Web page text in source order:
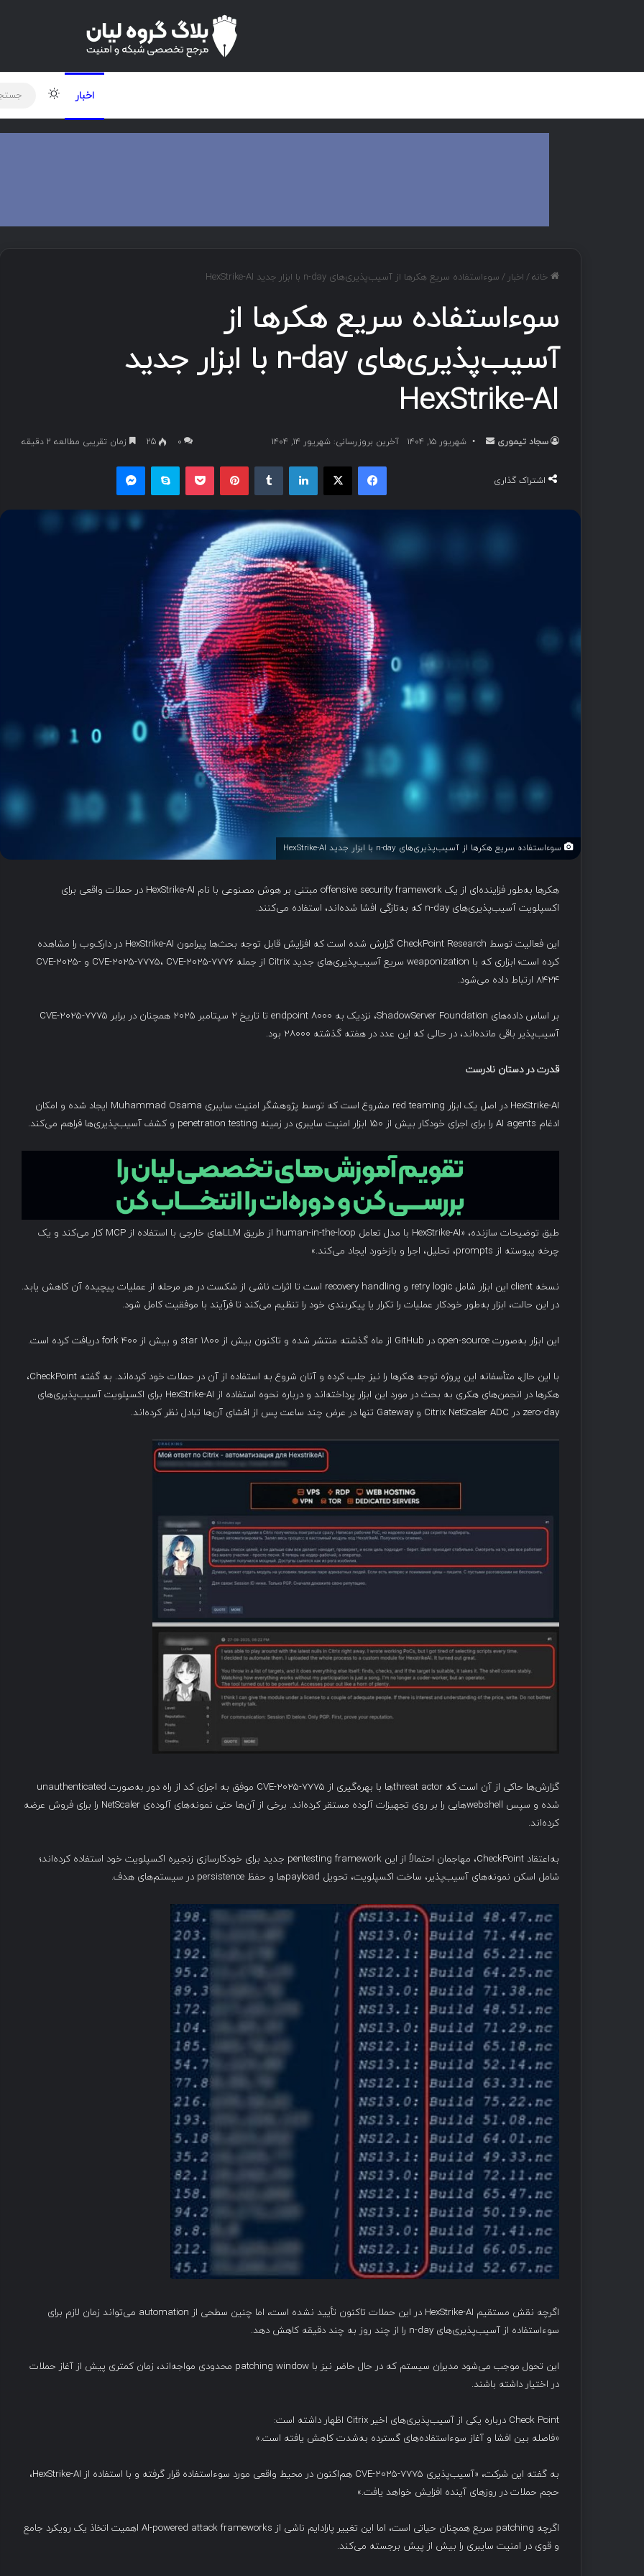
اخبار تغییر
خانه/ اخبار / سوءاستفاده سریع هکرها از آسیب‌پذیری‌های n-day با ابزار جدید HexStrike-AI
سوءاستفاده سریع هکرها از
آسیب‌پذیری‌های n-day با ابزار جدید
HexStrike-AI
سجاد تیموری
ل
شهریور ۱۵, ۱۴۰۴ آخرین بروزرسانی: شهریور ۱۴, ۱۴۰۴ ۰ 25 زمان تقریبی مطالعه 2 دقیقه
اشتراک گذاری
فیسبوک ایکس لینکداین پینتریست پاکت اسکایپ
سوءاستفاده سریع هکرها از آسیب‌پذیری‌های n-day با ابزار جدید HexStrike-AI
هکرها به‌طور فزاینده‌ای از یک offensive security framework مبتنی بر هوش مصنوعی با نام HexStrike-AI در حملات واقعی برای
اکسپلویت آسیب‌پذیری‌های n-day که به‌تازگی افشا شده‌اند، استفاده می‌کنند.
این فعالیت توسط CheckPoint Research گزارش شده است که افزایش قابل توجه بحث‌ها پیرامون HexStrike-AI در دارک‌وب را مشاهده
کرده است؛ ابزاری که با weaponization سریع آسیب‌پذیری‌های جدید Citrix از جمله CVE-2025-7775، CVE-2025-7776 و CVE-2025-
8424 ارتباط داده می‌شود.
بر اساس داده‌های ShadowServer Foundation، نزدیک به ۸۰۰۰ endpoint تا تاریخ ۲ سپتامبر ۲۰۲۵ همچنان در برابر CVE-2025-7775
آسیب‌پذیر باقی مانده‌اند، در حالی که این عدد در هفته گذشته ۲۸۰۰۰ بود.
قدرت در دستان نادرست
HexStrike-AI در اصل یک ابزار red teaming مشروع است که توسط پژوهشگر امنیت سایبری Muhammad Osama ایجاد شده و امکان
ادغام AI agents را برای اجرای خودکار بیش از ۱۵۰ ابزار امنیت سایبری در زمینه penetration testing و کشف آسیب‌پذیری‌ها فراهم می‌کند.
طبق توضیحات سازنده، «HexStrike-AI با مدل تعامل human-in-the-loop از طریق LLMهای خارجی با استفاده از MCP کار می‌کند و یک
چرخه پیوسته از prompts، تحلیل، اجرا و بازخورد ایجاد می‌کند.»
نسخه client این ابزار شامل retry logic و recovery handling است تا اثرات ناشی از شکست در هر مرحله از عملیات پیچیده آن کاهش یابد.
در این حالت، ابزار به‌طور خودکار عملیات را تکرار یا پیکربندی خود را تنظیم می‌کند تا فرآیند با موفقیت کامل شود.
این ابزار به‌صورت open-source در GitHub از ماه گذشته منتشر شده و تاکنون بیش از ۱۸۰۰ star و بیش از ۴۰۰ fork دریافت کرده است.
با این حال، متأسفانه این پروژه توجه هکرها را نیز جلب کرده و آنان شروع به استفاده از آن در حملات خود کرده‌اند. به گفته CheckPoint،
هکرها در انجمن‌های هکری به بحث در مورد این ابزار پرداخته‌اند و درباره نحوه استفاده از HexStrike-AI برای اکسپلویت آسیب‌پذیری‌های
zero-day در Citrix NetScaler ADC و Gateway تنها در عرض چند ساعت پس از افشای آن‌ها تبادل نظر کرده‌اند.
گزارش‌ها حاکی از آن است که threat actorها با بهره‌گیری از CVE-2025-7775 موفق به اجرای کد از راه دور به‌صورت unauthenticated
شده و سپس webshell‌هایی را بر روی تجهیزات آلوده مستقر کرده‌اند. برخی از آن‌ها حتی نمونه‌های آلوده‌ی NetScaler را برای فروش عرضه
کرده‌اند.
به‌اعتقاد CheckPoint، مهاجمان احتمالاً از این pentesting framework جدید برای خودکارسازی زنجیره اکسپلویت خود استفاده کرده‌اند؛
شامل اسکن نمونه‌های آسیب‌پذیر، ساخت اکسپلویت، تحویل payloadها و حفظ persistence در سیستم‌های هدف.
اگرچه نقش مستقیم HexStrike-AI در این حملات تاکنون تأیید نشده است، اما چنین سطحی از automation می‌تواند زمان لازم برای
سوءاستفاده از آسیب‌پذیری‌های n-day را از چند روز به چند دقیقه کاهش دهد.
این تحول موجب می‌شود مدیران سیستم که در حال حاضر نیز با patching window محدودی مواجه‌اند، زمان کمتری پیش از آغاز حملات
در اختیار داشته باشند.
Check Point درباره یکی از آسیب‌پذیری‌های اخیر Citrix اظهار داشته است:
«فاصله بین افشا و آغاز سوءاستفاده‌های گسترده به‌شدت کاهش یافته است.»
به گفته این شرکت، «آسیب‌پذیری CVE-2025-7775 هم‌اکنون در محیط واقعی مورد سوءاستفاده قرار گرفته و با استفاده از HexStrike-AI،
حجم حملات در روزهای آینده افزایش خواهد یافت.»
اگرچه patching سریع همچنان حیاتی است، اما این تغییر پارادایم ناشی از AI-powered attack frameworks اهمیت اتخاذ یک رویکرد جامع
و قوی در امنیت سایبری را بیش از پیش برجسته می‌کند.